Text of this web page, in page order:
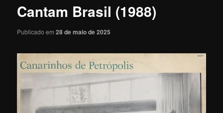
Cantam Brasil (1988)
Publicado em28 de maio de 2025